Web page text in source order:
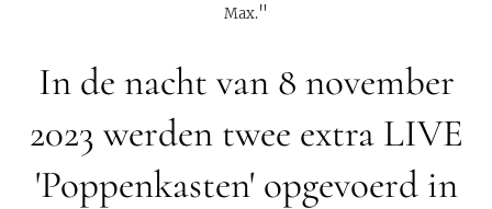
Max."
In de nacht van 8 november
2023 werden twee extra LIVE
'Poppenkasten' opgevoerd in